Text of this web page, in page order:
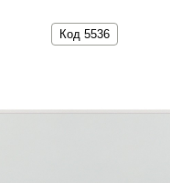
Код 5536